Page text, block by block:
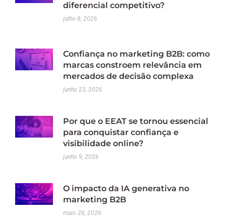
diferencial competitivo?
julho 8, 2026
Confiança no marketing B2B: como
marcas constroem relevância em
mercados de decisão complexa
junho 23, 2026
Por que o EEAT se tornou essencial
para conquistar confiança e
visibilidade online?
junho 9, 2026
O impacto da IA generativa no
marketing B2B
maio 26, 2026